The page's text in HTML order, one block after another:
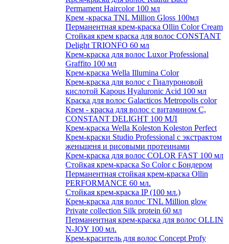
Permament Haircolor 100 мл
Крем -краска TNL Million Gloss 100мл
Перманентная крем-краска Ollin Color Cream
Стойкая крем краска для волос CONSTANT
Delight TRIONFO 60 мл
Крем-краска для волос Luxor Professional
Graffito 100 мл
Крем-краска Wella Illumina Color
Крем-краска для волос с Гиалуроновой
кислотой Kapous Hyaluronic Acid 100 мл
Краска для волос Galacticos Metropolis color
Крем - краска для волос с витамином С,
CONSTANT DELIGHT 100 МЛ
Крем-краска Wella Koleston Koleston Perfect
Крем-краски Studio Professional с экстрактом
женьшеня и рисовыми протеинами
Крем-краска для волос COLOR FAST 100 мл
Стойкая крем-краска So Color с Бондером
Перманентная стойкая крем-краска Ollin
PERFORMANCE 60 мл.
Стойкая крем-краска IP (100 мл.)
Крем-краска для волос TNL Million glow
Private collection Silk protein 60 мл
Перманентная крем-краска для волос OLLIN
N-JOY 100 мл.
Крем-краситель для волос Concept Profy